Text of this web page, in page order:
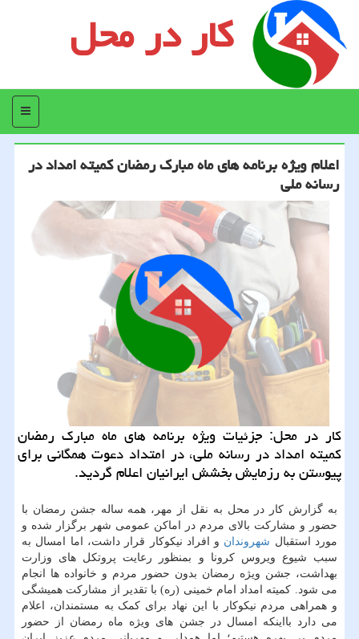
کار در محل
منو
اعلام ویژه برنامه های ماه مبارك رمضان كمیته امداد در
رسانه ملی
كار در محل: جزئیات ویژه برنامه های ماه مبارك رمضان
كمیته امداد در رسانه ملی، در امتداد دعوت همگانی برای
پیوستن به رزمایش بخشش ایرانیان اعلام گردید.
به گزارش کار در محل به نقل از مهر، همه ساله جشن رمضان با
حضور و مشارکت بالای مردم در اماکن عمومی شهر برگزار شده و
مورد استقبال شهروندان و افراد نیکوکار قرار داشت، اما امسال به
سبب شیوع ویروس کرونا و بمنظور رعایت پروتکل های وزارت
بهداشت، جشن ویژه رمضان بدون حضور مردم و خانواده ها انجام
می شود. کمیته امداد امام خمینی (ره) با تقدیر از مشارکت همیشگی
و همراهی مردم نیکوکار با این نهاد برای کمک به مستمندان، اعلام
می دارد بااینکه امسال در جشن های ویژه ماه رمضان از حضور